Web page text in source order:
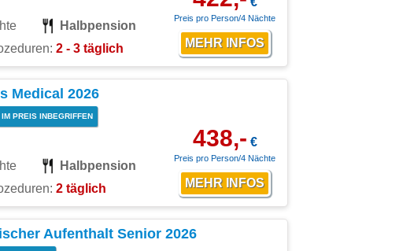
Halbpension
2 - 3 täglich
Preis pro Person/4 Nächte
Medical 2026
IM PREIS INBEGRIFFEN
Halbpension
2 täglich
438,- €
Preis pro Person/4 Nächte
Aufenthalt Senior 2026